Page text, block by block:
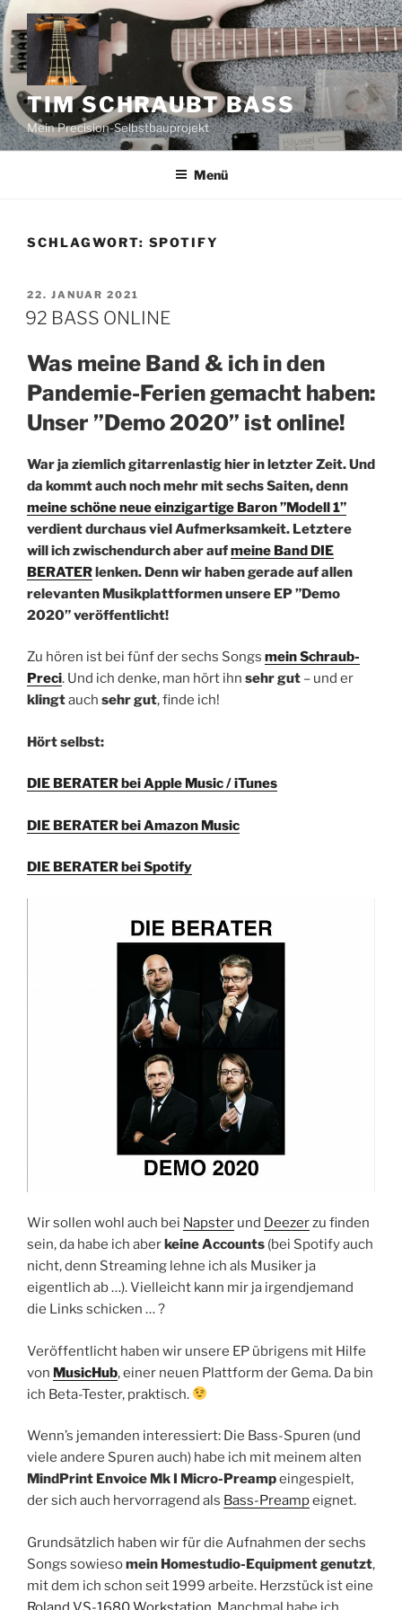
Zum
Inhalt
springen
TIM SCHRAUBT BASS
Mein Precision-Selbstbauprojekt
Menü
SCHLAGWORT: SPOTIFY
VERÖFFENTLICHT
AM
22. JANUAR 2021
92 BASS ONLINE
Was meine Band & ich in den
Pandemie-Ferien gemacht haben:
Unser ”Demo 2020” ist online!
War ja ziemlich gitarrenlastig hier in letzter Zeit. Und
da kommt auch noch mehr mit sechs Saiten, denn
meine schöne neue einzigartige Baron ”Modell 1”
verdient durchaus viel Aufmerksamkeit. Letztere
will ich zwischendurch aber aufmeine Band DIE
BERATERlenken. Denn wir haben gerade auf allen
relevanten Musikplattformen unsere EP ”Demo
2020” veröffentlicht!
Zu hören ist bei fünf der sechs Songs mein Schraub-
Preci. Und ich denke, man hört ihn sehr gut – und er
klingtauch sehr gut, finde ich!
Hört selbst:
DIE BERATER bei Apple Music / iTunes
DIE BERATER bei Amazon Music
DIE BERATER bei Spotify
Wir sollen wohl auch bei Napster und Deezerzu finden
sein, da habe ich aberkeine Accounts (bei Spotify auch
nicht, denn Streaming lehne ich als Musiker ja
eigentlich ab …). Vielleicht kann mir ja irgendjemand
die Links schicken … ?
Veröffentlicht haben wir unsere EP übrigens mit Hilfe
von MusicHub, einer neuen Plattform der Gema. Da bin
ich Beta-Tester, praktisch.
Wenn’s jemanden interessiert: Die Bass-Spuren (und
viele andere Spuren auch) habe ich mit meinem alten
MindPrint Envoice Mk I Micro-Preampeingespielt,
der sich auch hervorragend als Bass-Preampeignet.
Grundsätzlich haben wir für die Aufnahmen der sechs
Songs sowiesomein Homestudio-Equipment genutzt,
mit dem ich schon seit 1999 arbeite. Herzstück ist eine